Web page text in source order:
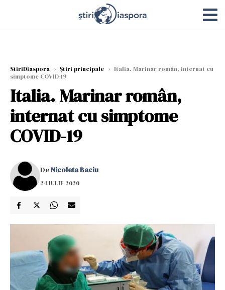
StiriDiaspora › Știri principale › Italia. Marinar român, internat cu
simptome COVID-19
Italia. Marinar român,
internat cu simptome
COVID-19
DeNicoleta Baciu
24 IULIE 2020